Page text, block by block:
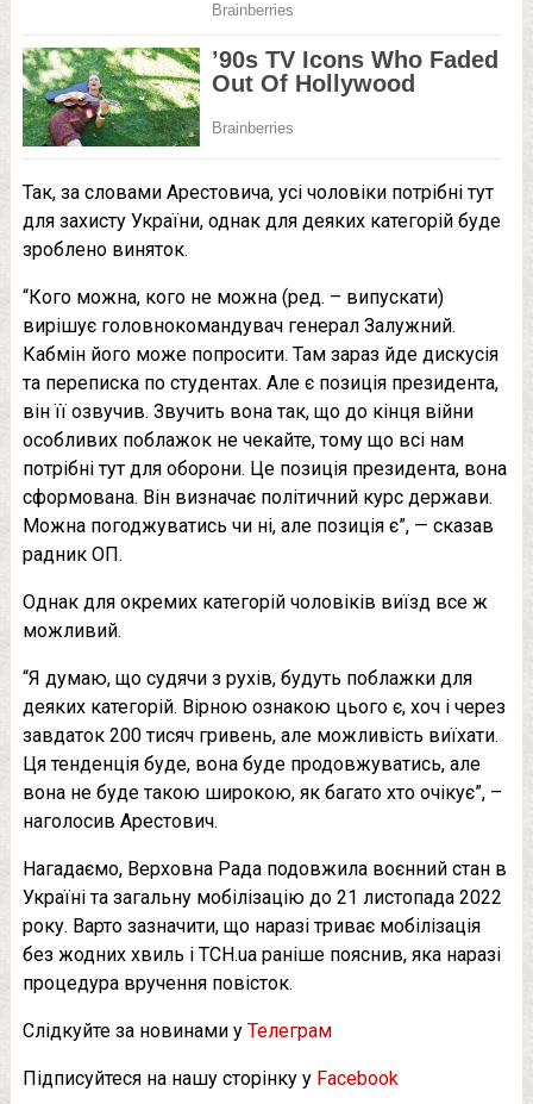
Так, за словами Арестовича, усі чоловіки потрібні тут
для захисту України, однак для деяких категорій буде
зроблено виняток.
“Кого можна, кого не можна (ред. – випускати)
вирішує головнокомандувач генерал Залужний.
Кабмін його може попросити. Там зараз йде дискусія
та переписка по студентах. Але є позиція президента,
він її озвучив. Звучить вона так, що до кінця війни
особливих поблажок не чекайте, тому що всі нам
потрібні тут для оборони. Це позиція президента, вона
сформована. Він визначає політичний курс держави.
Можна погоджуватись чи ні, але позиція є”, — сказав
радник ОП.
Однак для окремих категорій чоловіків виїзд все ж
можливий.
“Я думаю, що судячи з рухів, будуть поблажки для
деяких категорій. Вірною ознакою цього є, хоч і через
завдаток 200 тисяч гривень, але можливість виїхати.
Ця тенденція буде, вона буде продовжуватись, але
вона не буде такою широкою, як багато хто очікує”, –
наголосив Арестович.
Нагадаємо, Верховна Рада подовжила воєнний стан в
Україні та загальну мобілізацію до 21 листопада 2022
року. Варто зазначити, що наразі триває мобілізація
без жодних хвиль і ТСН.ua раніше пояснив, яка наразі
процедура вручення повісток.
Слідкуйте за новинами у Телеграм
Підписуйтеся на нашу сторінку у Facebook